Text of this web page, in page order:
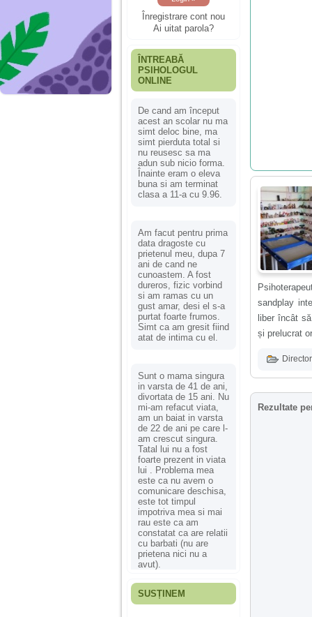
Înregistrare cont nou
Ai uitat parola?
ÎNTREABĂ
PSIHOLOGUL
ONLINE
De cand am început
acest an scolar nu ma
simt deloc bine, ma
simt pierduta total si
nu reusesc sa ma
adun sub nicio forma.
Înainte eram o eleva
buna si am terminat
clasa a 11-a cu 9.96.
Am facut pentru prima
data dragoste cu
prietenul meu, dupa 7
ani de cand ne
cunoastem. A fost
dureros, fizic vorbind
si am ramas cu un
gust amar, desi el s-a
purtat foarte frumos.
Simt ca am gresit fiind
atat de intima cu el.
Sunt o mama singura
in varsta de 41 de ani,
divortata de 15 ani. Nu
mi-am refacut viata,
am un baiat in varsta
de 22 de ani pe care l-
am crescut singura.
Tatal lui nu a fost
foarte prezent in viata
lui . Problema mea
este ca nu avem o
comunicare deschisa,
este tot timpul
impotriva mea si mai
rau este ca am
constatat ca are relatii
cu barbati (nu are
prietena nici nu a
avut).
Fiica mea s-a nascut
SUSȚINEM
sandplay
liber încât
și prelucrat
Rezultate